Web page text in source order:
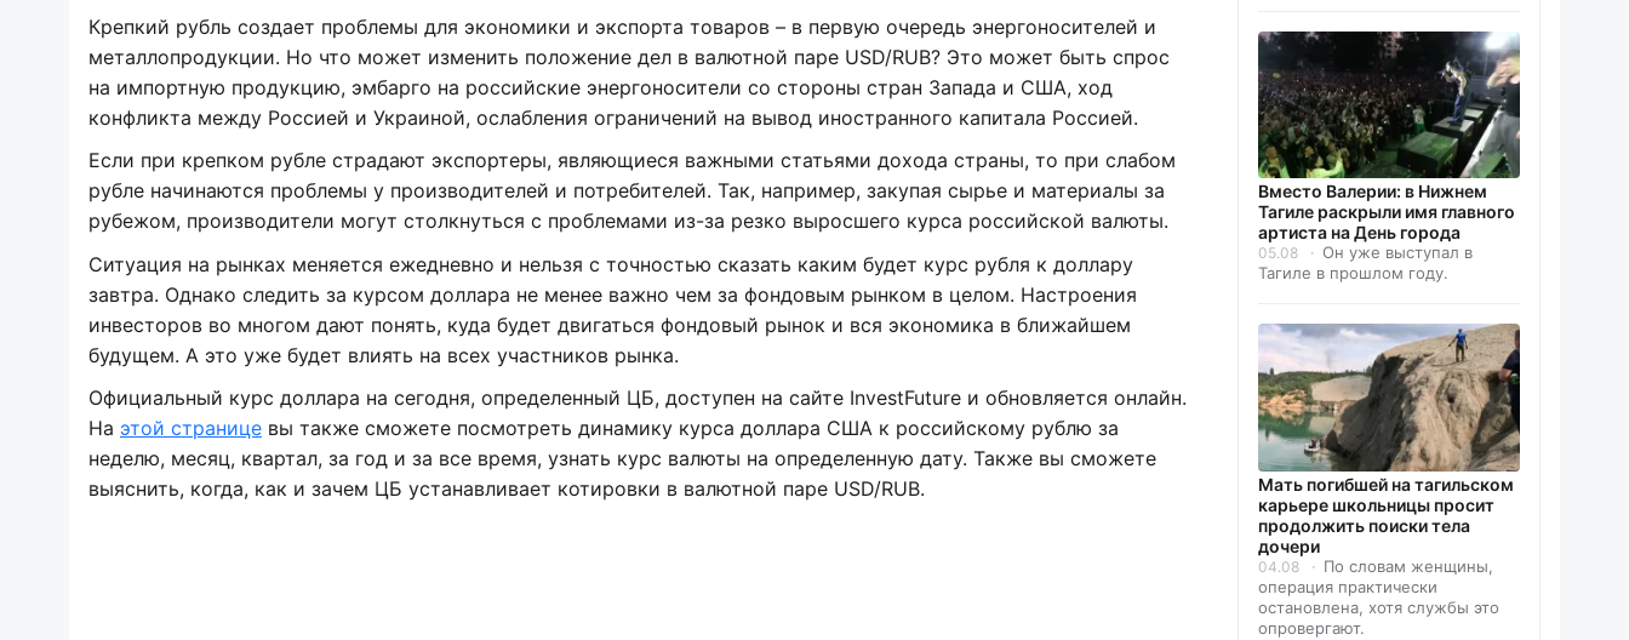
Крепкий рубль создает проблемы для экономики и экспорта товаров – в первую очередь энергоносителей и
металлопродукции. Но что может изменить положение дел в валютной паре USD/RUB? Это может быть спрос
на импортную продукцию, эмбарго на российские энергоносители со стороны стран Запада и США, ход
конфликта между Россией и Украиной, ослабления ограничений на вывод иностранного капитала Россией.
Если при крепком рубле страдают экспортеры, являющиеся важными статьями дохода страны, то при слабом
рубле начинаются проблемы у производителей и потребителей. Так, например, закупая сырье и материалы за
рубежом, производители могут столкнуться с проблемами из-за резко выросшего курса российской валюты.
Ситуация на рынках меняется ежедневно и нельзя с точностью сказать каким будет курс рубля к доллару
завтра. Однако следить за курсом доллара не менее важно чем за фондовым рынком в целом. Настроения
инвесторов во многом дают понять, куда будет двигаться фондовый рынок и вся экономика в ближайшем
будущем. А это уже будет влиять на всех участников рынка.
Официальный курс доллара на сегодня, определенный ЦБ, доступен на сайте InvestFuture и обновляется онлайн.
На этой странице вы также сможете посмотреть динамику курса доллара США к российскому рублю за
неделю, месяц, квартал, за год и за все время, узнать курс валюты на определенную дату. Также вы сможете
выяснить, когда, как и зачем ЦБ устанавливает котировки в валютной паре USD/RUB.
Вместо Валерии: в Нижнем
Тагиле раскрыли имя главного
артиста на День города
05.08
Он уже выступал в
Тагиле в прошлом году.
Мать погибшей на тагильском
карьере школьницы просит
продолжить поиски тела
дочери
04.08
По словам женщины,
операция практически
остановлена, хотя службы это
опровергают.